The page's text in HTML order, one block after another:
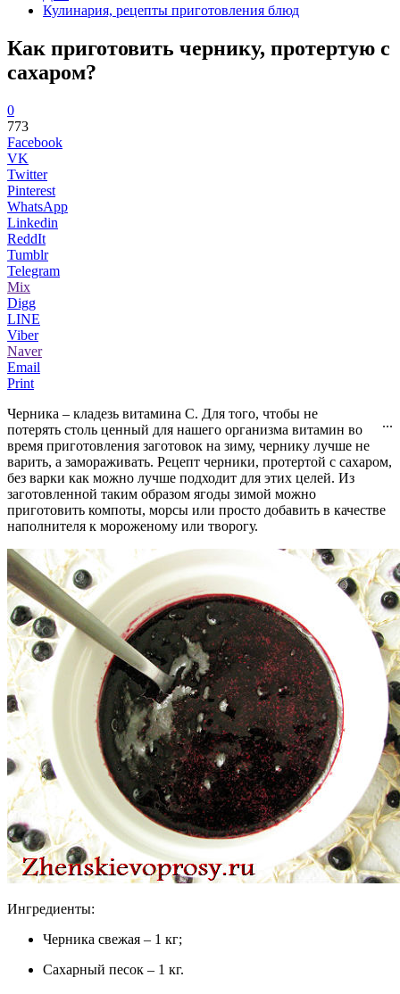
Кулинария, рецепты приготовления блюд
Как приготовить чернику, протертую с
сахаром?
0
773
Facebook
VK
Twitter
Pinterest
WhatsApp
Linkedin
ReddIt
Tumblr
Telegram
Mix
Digg
LINE
Viber
Naver
Email
Print
...
Черника – кладезь витамина С. Для того, чтобы не
потерять столь ценный для нашего организма витамин во
время приготовления заготовок на зиму, чернику лучше не
варить, а замораживать. Рецепт черники, протертой с сахаром,
без варки как можно лучше подходит для этих целей. Из
заготовленной таким образом ягоды зимой можно
приготовить компоты, морсы или просто добавить в качестве
наполнителя к мороженому или творогу.
Ингредиенты:
Черника свежая – 1 кг;
Сахарный песок – 1 кг.